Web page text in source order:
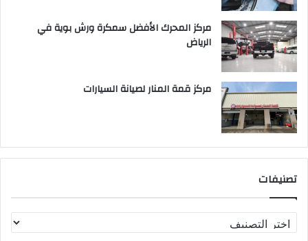
مركز المحرك الأفضل سمكرة ورش بوية في
الرياض
مركز قمة المنار لصيانة السيارات
تصنيفات
ص